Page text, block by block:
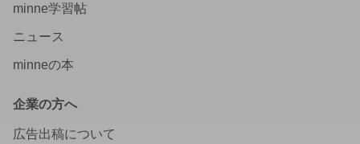
minne学習帖
ニュース
minneの本
企業の方へ
広告出稿について